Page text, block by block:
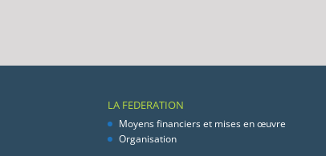
LA FEDERATION
Moyens financiers et mises en œuvre
Organisation